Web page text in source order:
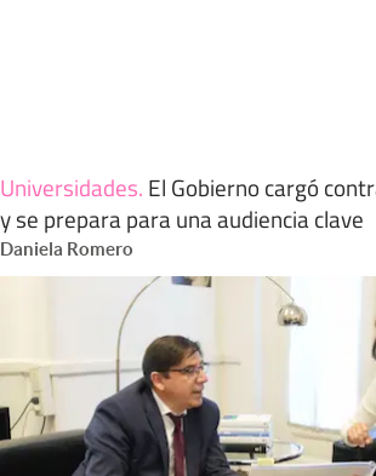
Universidades. El Gobierno cargó
y se prepara para una audiencia clave
Daniela Romero